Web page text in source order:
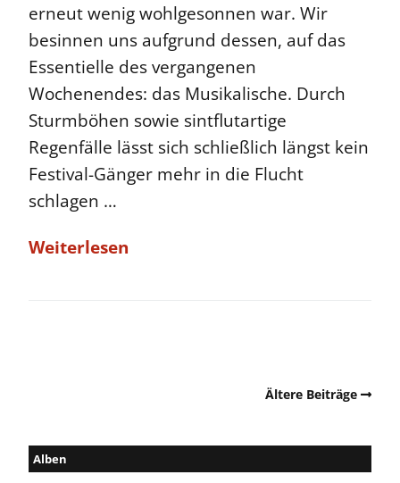
erneut wenig wohlgesonnen war. Wir
besinnen uns aufgrund dessen, auf das
Essentielle des vergangenen
Wochenendes: das Musikalische. Durch
Sturmböhen sowie sintflutartige
Regenfälle lässt sich schließlich längst kein
Festival-Gänger mehr in die Flucht
schlagen …
Weiterlesen
Ältere Beiträge
Alben